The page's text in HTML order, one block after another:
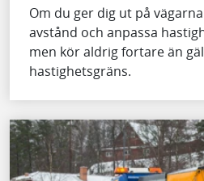
Om du ger dig ut på
avstånd och anpassa
men kör aldrig fortare än
hastighetsgräns.